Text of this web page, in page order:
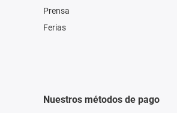
Prensa
Ferias
Nuestros métodos de pago